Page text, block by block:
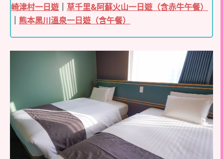
崎津村一日遊｜ 草千里&阿蘇火山一日遊（含赤牛午餐）
熊本黑川溫泉一日遊（含午餐）